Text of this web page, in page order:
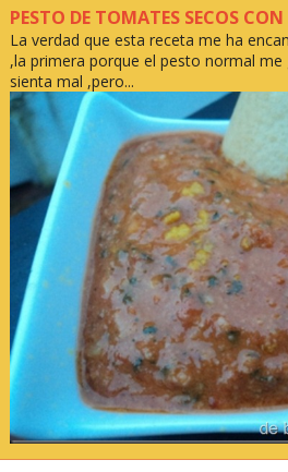
PESTO DE TOMATES SECOS CON
La verdad que esta receta me ha
,la primera porque el pesto normal
sienta mal ,pero...